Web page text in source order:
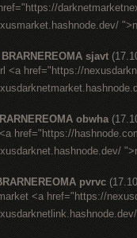
BRARNEREOMA sjavt
<a href="https://
obwha
href="https://
pvrvc
<a href="https://